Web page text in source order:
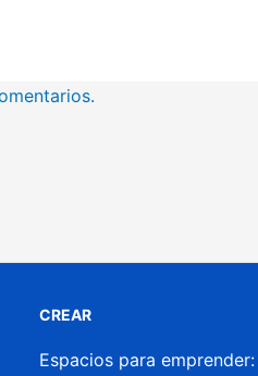
CREAR
Espacios para